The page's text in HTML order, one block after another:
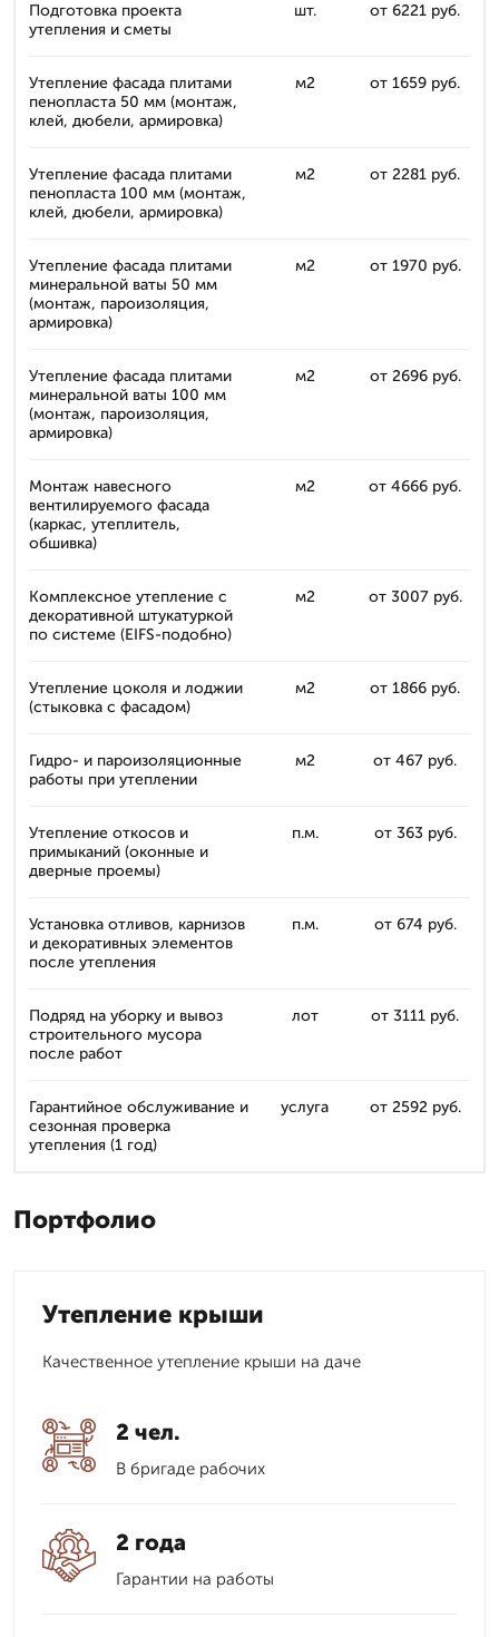
Подготовка проекта
утепления и сметы
шт. от 6221 руб.
Утепление фасада плитами
пенопласта 50 мм (монтаж,
клей, дюбели, армировка)
м2 от 1659 руб.
Утепление фасада плитами
пенопласта 100 мм (монтаж,
клей, дюбели, армировка)
м2 от 2281 руб.
Утепление фасада плитами
минеральной ваты 50 мм
(монтаж, пароизоляция,
армировка)
м2 от 1970 руб.
Утепление фасада плитами
минеральной ваты 100 мм
(монтаж, пароизоляция,
армировка)
м2 от 2696 руб.
Монтаж навесного
вентилируемого фасада
(каркас, утеплитель,
обшивка)
м2 от 4666 руб.
Комплексное утепление с
декоративной штукатуркой
по системе (EIFS-подобно)
м2 от 3007 руб.
Утепление цоколя и лоджии
(стыковка с фасадом)
м2 от 1866 руб.
Гидро- и пароизоляционные
работы при утеплении
м2 от 467 руб.
Утепление откосов и
примыканий (оконные и
дверные проемы)
п.м. от 363 руб.
Установка отливов, карнизов
и декоративных элементов
после утепления
п.м. от 674 руб.
Подряд на уборку и вывоз
строительного мусора
после работ
лот от 3111 руб.
Гарантийное обслуживание и
сезонная проверка
утепления (1 год)
услуга от 2592 руб.
Портфолио
Утепление крыши
Качественное утепление крыши на даче
2 чел.
В бригаде рабочих
2 года
Гарантии на работы